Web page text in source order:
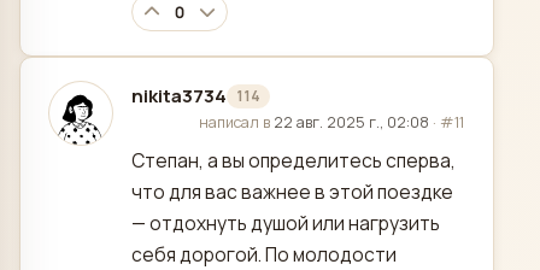
0
nikita3734 114
отредактировано
написал в 22 авг. 2025 г., 02:08 · #11
Степан, а вы определитесь сперва,
что для вас важнее в этой поездке
— отдохнуть душой или нагрузить
себя дорогой. По молодости